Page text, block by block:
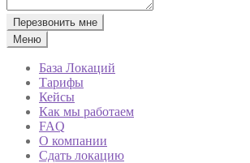
Перезвонить мне
Меню
База Локаций
Тарифы
Кейсы
Как мы работаем
FAQ
О компании
Сдать локацию